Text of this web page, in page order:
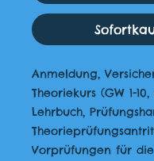
Anmeldung,
Theoriekurs (GW 1-10,
Lehrbuch,
Vorprüfungen für die